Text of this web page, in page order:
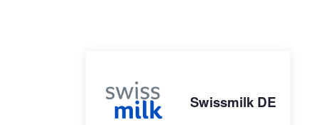
Swissmilk DE